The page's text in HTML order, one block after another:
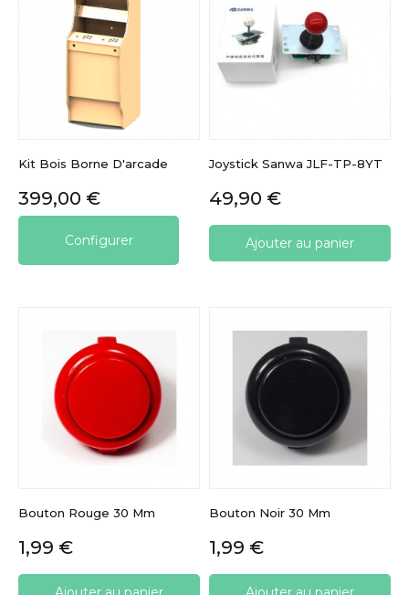
Kit Bois Borne D'arcade
Prix
399,00 €
Configurer
Joystick Sanwa JLF-TP-8YT
Prix
49,90 €
Ajouter au panier
Bouton Rouge 30 Mm
Prix
1,99 €
Bouton Noir 30 Mm
Prix
1,99 €